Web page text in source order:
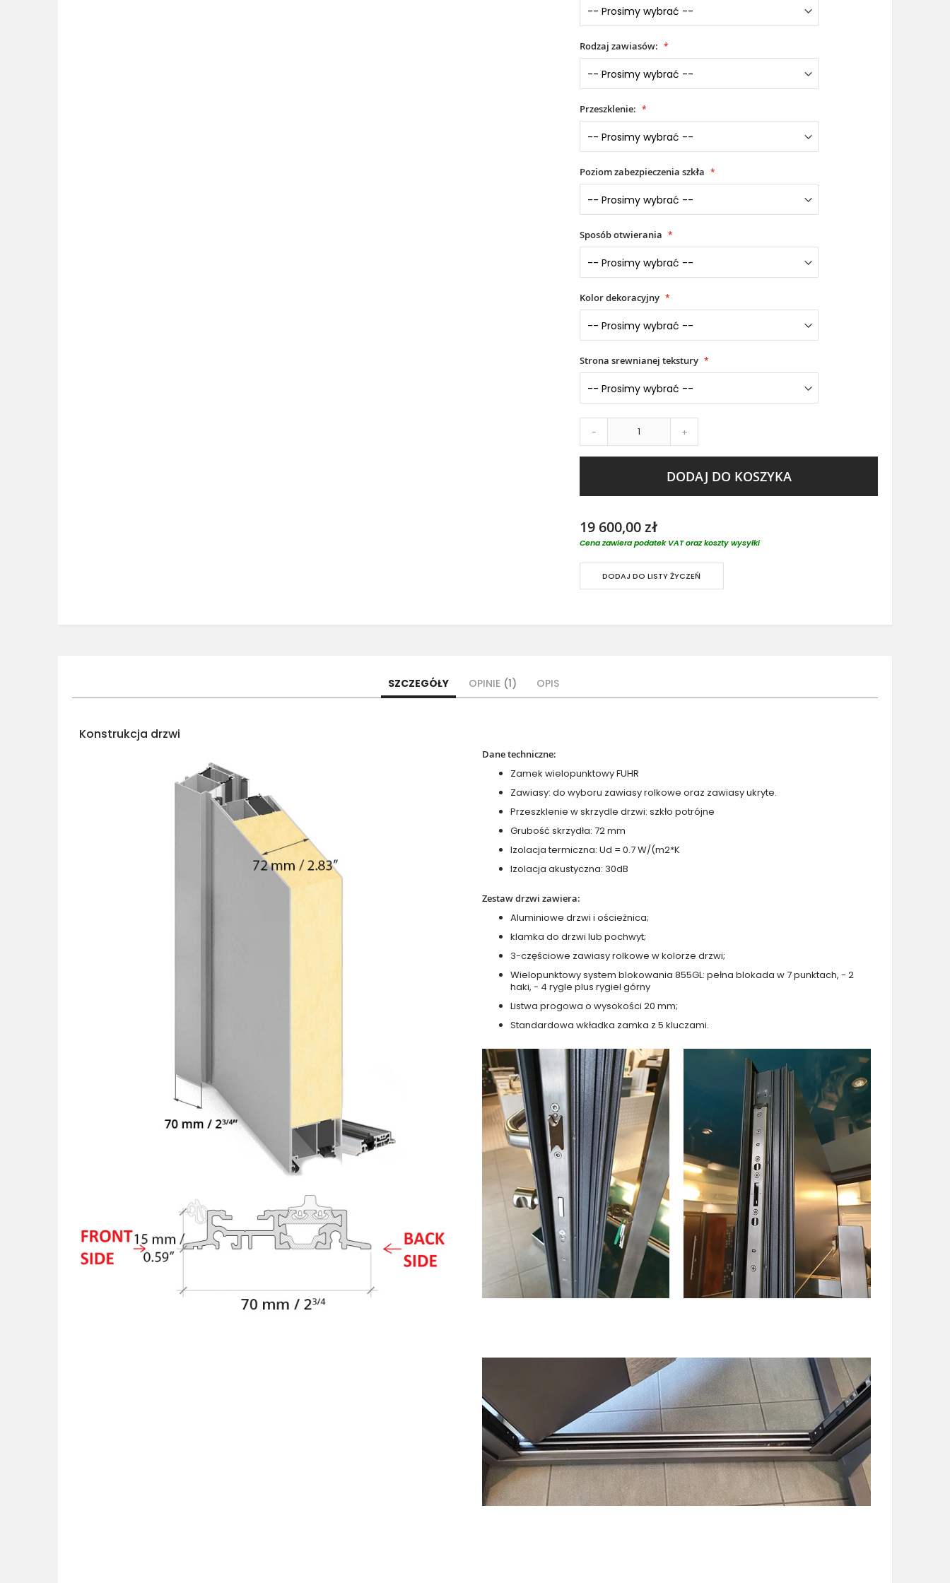
Rodzaj zawiasów:
Przeszklenie:
Poziom zabezpieczenia szkła
Sposób otwierania
Kolor dekoracyjny
Strona srewnianej tekstury
- +
DODAJ DO KOSZYKA
19 600,00 zł
Cena zawiera podatek VAT oraz koszty wysyłki
DODAJ DO LISTY ŻYCZEŃ
SZCZEGÓŁY OPINIE 1 OPIS